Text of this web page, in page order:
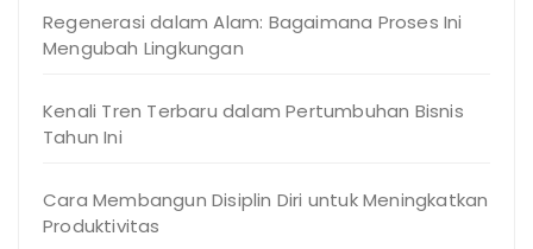
Regenerasi dalam Alam: Bagaimana Proses Ini
Mengubah Lingkungan
Kenali Tren Terbaru dalam Pertumbuhan Bisnis
Tahun Ini
Cara Membangun Disiplin Diri untuk Meningkatkan
Produktivitas